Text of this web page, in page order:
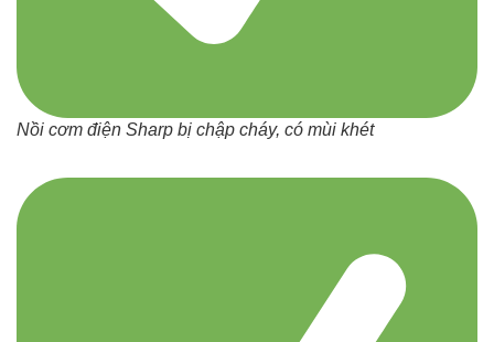
Nồi cơm điện Sharp bị chập cháy, có mùi khét